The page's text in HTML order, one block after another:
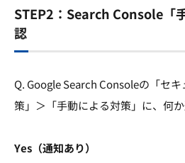
STEP2：Search Console「
認
Q. Google Search Consoleの「セ
策」＞「手動による対策」に、何
Yes（通知あり）